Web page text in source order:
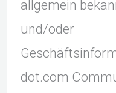
allgemein
und/oder
dot.com